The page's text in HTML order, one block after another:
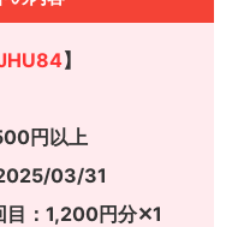
】
円以上
03/31
：1,200円分✕1